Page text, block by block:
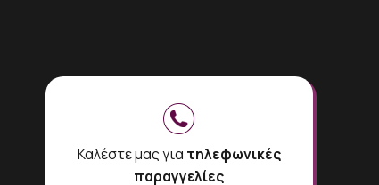
Καλέστε μας για τηλεφωνικές
παραγγελίες